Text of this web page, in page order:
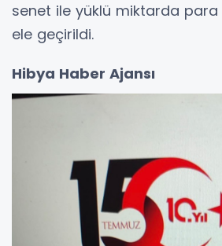
senet ile yüklü miktarda para
ele geçirildi.
Hibya Haber Ajansı